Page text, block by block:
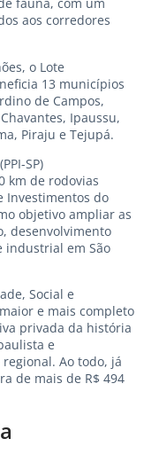
aos corredores
o Lote
13 municípios
de Campos,
Ipaussu,
Piraju e Tejupá.
SP)
km de rodovias
Investimentos do
objetivo ampliar as
desenvolvimento
industrial em São
Social e
e mais completo
privada da história
e
Ao todo, já
de mais de R$ 494